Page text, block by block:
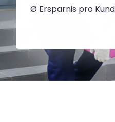
Ø Ersparnis pro